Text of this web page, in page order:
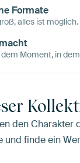
Formate
alles ist möglich.
Moment, in
den Charakter
und finde ein